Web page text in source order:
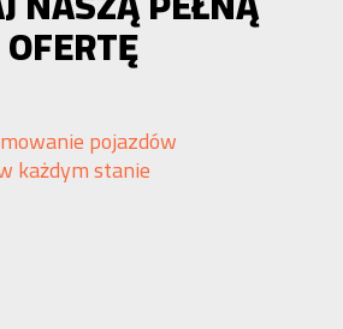
OFERTĘ
pojazdów
każdym stanie